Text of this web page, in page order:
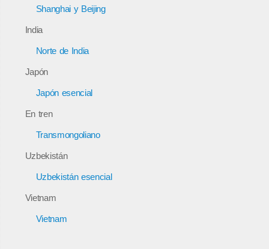
Shanghai y Beijing
India
Norte de India
Japón
Japón esencial
En tren
Transmongoliano
Uzbekistán
Uzbekistán esencial
Vietnam
Vietnam